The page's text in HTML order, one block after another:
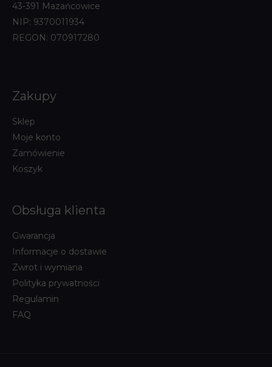
43-391 Mazańcowice
NIP: 9370011934
REGON: 070917280
Zakupy
Sklep
Moje konto
Zamówienie
Koszyk
Obsługa klienta
Gwarancja
Informacje o dostawie
Zwrot i wymiana
Polityka prywatności
Regulamin
FAQ